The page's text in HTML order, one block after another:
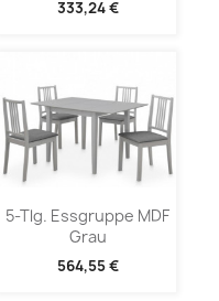
333,24 €
5-Tlg. Essgruppe MDF
Grau
564,55 €